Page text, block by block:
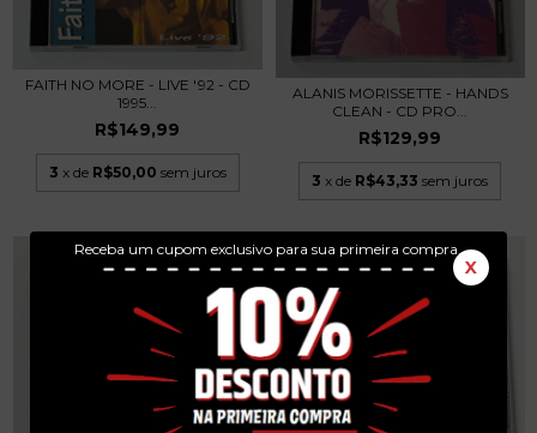
Receba um cupom exclusivo para sua primeira compra.
X
FAITH NO MORE - LIVE '92 - CD
1995...
R$149,99
3 x de R$50,00 sem juros
ALANIS MORISSETTE - HANDS
CLEAN - CD PRO...
R$129,99
3 x de R$43,33 sem juros